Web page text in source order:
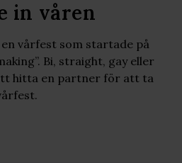
in våren
vårfest som startade på
Bi, straight, gay eller
hitta en partner för att ta